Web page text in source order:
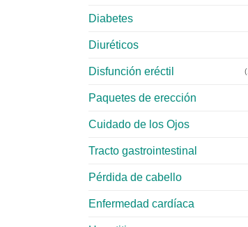
Diabetes
Diuréticos
Disfunción eréctil
Paquetes de erección
Cuidado de los Ojos
Tracto gastrointestinal
Pérdida de cabello
Enfermedad cardíaca